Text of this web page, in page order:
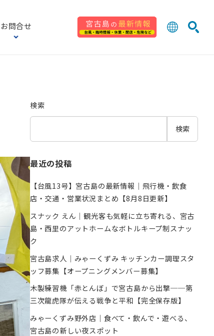
お問合せ
検索
検索
最近の投稿
【台風13号】宮古島の最新情報｜飛行機・飲食
店・交通・営業状況まとめ【8月8日更新】
スナック えん｜観光客も気軽に立ち寄れる、宮古
島・西里のアットホームなボトルキープ制スナッ
ク
宮古島求人｜みゃーくずみ キッチンカー調理スタ
ッフ募集【オープニングメンバー募集】
木製練習機「赤とんぼ」で宮古島から出撃──第
三次龍虎隊が伝える戦争と平和【完全保存版】
みゃーくずみ野外店｜食べて・飲んで・遊べる、
宮古島の新しい夜スポット